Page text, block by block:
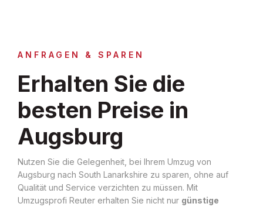
ANFRAGEN & SPAREN
Erhalten Sie die
besten Preise in
Augsburg
Nutzen Sie die Gelegenheit, bei Ihrem Umzug von
Augsburg nach South Lanarkshire zu sparen, ohne auf
Qualität und Service verzichten zu müssen. Mit
Umzugsprofi Reuter erhalten Sie nicht nur günstige